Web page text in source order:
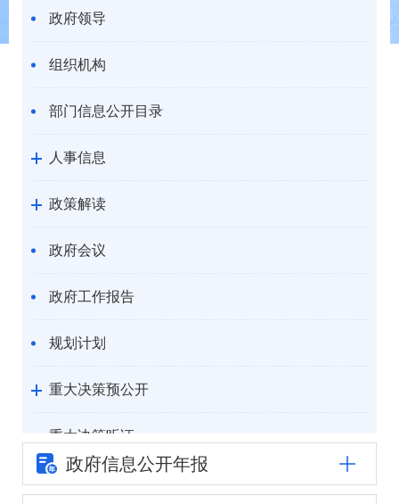
政府领导
组织机构
部门信息公开目录
人事信息
政策解读
政府会议
政府工作报告
规划计划
重大决策预公开
重大决策听证
统计信息
政府信息公开年报